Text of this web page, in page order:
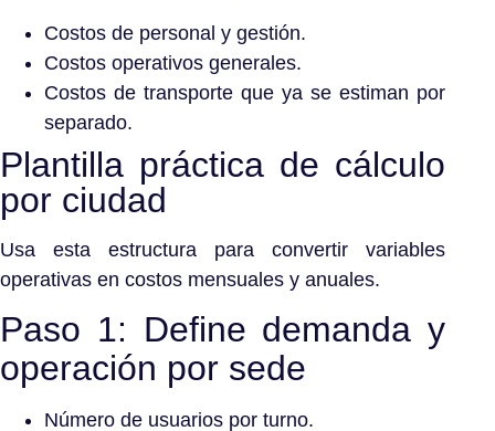
Costos de personal y gestión.
Costos operativos generales.
Costos de transporte que ya se estiman por
separado.
Plantilla práctica de cálculo
por ciudad
Usa esta estructura para convertir variables
operativas en costos mensuales y anuales.
Paso 1: Define demanda y
operación por sede
Número de usuarios por turno.